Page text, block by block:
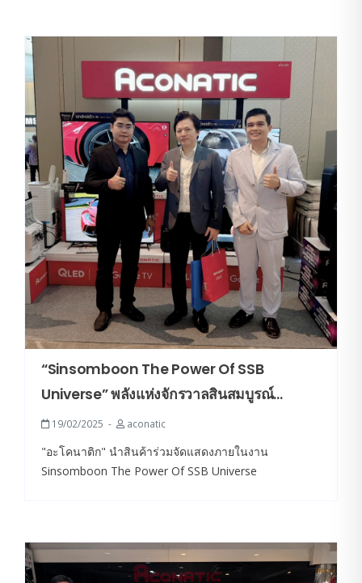
“Sinsomboon The Power Of SSB
Universe” พลังแห่งจักรวาลสินสมบูรณ์
DEALER CONFERNCE 2025
19/02/2025 aconatic
"อะโคนาติก" นำสินค้าร่วมจัดแสดงภายในงาน
Sinsomboon The Power Of SSB Universe